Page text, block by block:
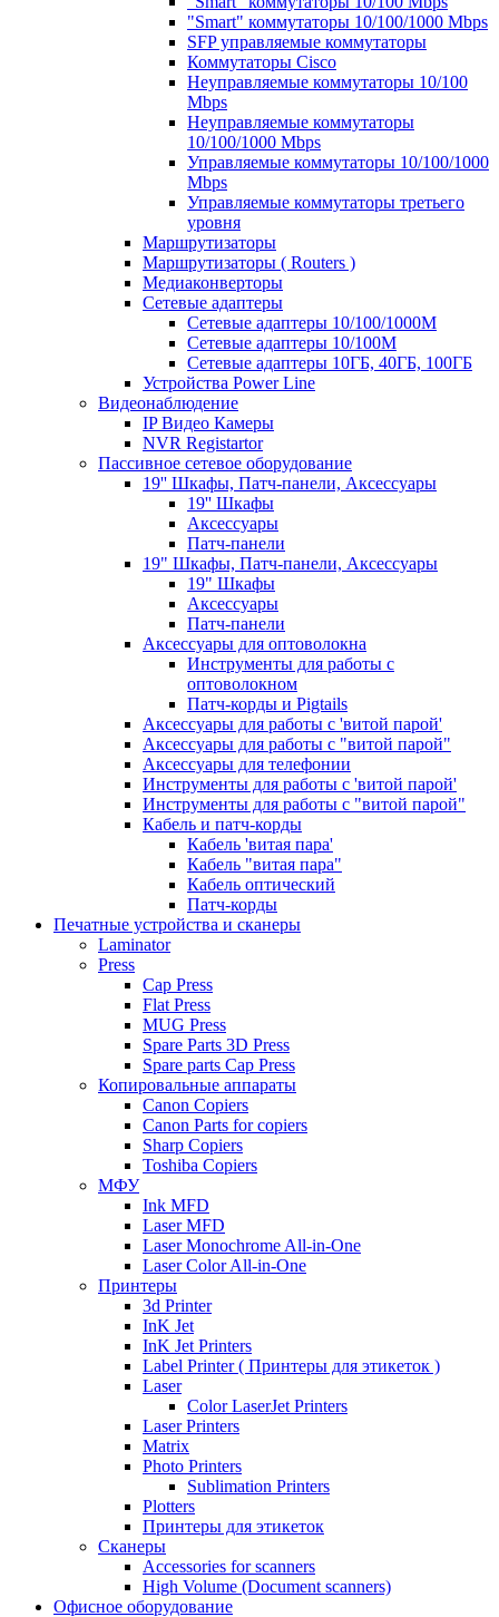
"Smart" коммутаторы 10/100/1000 Mbps
SFP управляемые коммутаторы
Коммутаторы Cisco
Неуправляемые коммутаторы 10/100
Mbps
Неуправляемые коммутаторы
10/100/1000 Mbps
Управляемые коммутаторы 10/100/1000
Mbps
Управляемые коммутаторы третьего
уровня
Маршрутизаторы
Маршрутизаторы ( Routers )
Медиаконверторы
Сетевые адаптеры
Сетевые адаптеры 10/100/1000М
Сетевые адаптеры 10/100M
Сетевые адаптеры 10ГБ, 40ГБ, 100ГБ
Устройства Power Line
Видеонаблюдение
IP Видео Камеры
NVR Registartor
Пассивное сетевое оборудование
19'' Шкафы, Патч-панели, Аксессуары
19'' Шкафы
Аксессуары
Патч-панели
19" Шкафы, Патч-панели, Аксессуары
19" Шкафы
Аксессуары
Патч-панели
Аксессуары для оптоволокна
Инструменты для работы с
оптоволокном
Патч-корды и Pigtails
Аксессуары для работы с 'витой парой'
Аксессуары для работы с "витой парой"
Аксессуары для телефонии
Инструменты для работы с 'витой парой'
Инструменты для работы с "витой парой"
Кабель и патч-корды
Кабель 'витая пара'
Кабель "витая пара"
Кабель оптический
Патч-корды
Печатные устройства и сканеры
Laminator
Press
Cap Press
Flat Press
MUG Press
Spare Parts 3D Press
Spare parts Cap Press
Копировальные аппараты
Canon Copiers
Canon Parts for copiers
Sharp Copiers
Toshiba Copiers
МФУ
Ink MFD
Laser MFD
Laser Monochrome All-in-One
Laser Color All-in-One
Принтеры
3d Printer
InK Jet
InK Jet Printers
Label Printer ( Принтеры для этикеток )
Laser
Color LaserJet Printers
Laser Printers
Matrix
Photo Printers
Sublimation Printers
Plotters
Принтеры для этикеток
Сканеры
Accessories for scanners
High Volume (Document scanners)
Офисное оборудование